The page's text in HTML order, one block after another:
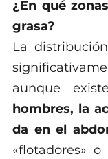
¿En qué
grasa?
La
aunque
hombres, la
da en el
«flotadores»